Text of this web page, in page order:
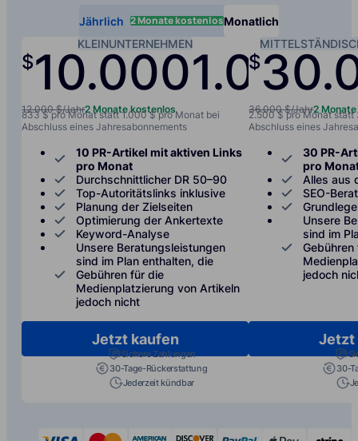
Jährlich 2 Monate kostenlosMonatlich
KLEINUNTERNEHMEN
$10.0001.000/
12.000 $/Jahr2 Monate kostenlos
833 $ pro Monat statt 1.000 $ pro Monat bei
Abschluss eines Jahresabonnements
10 PR-Artikel mit aktiven Links
pro Monat
Durchschnittlicher DR 50–90
Top-Autoritätslinks inklusive
Planung der Zielseiten
Optimierung der Ankertexte
Keyword-Analyse
Unsere Beratungsleistungen
sind im Plan enthalten, die
Gebühren für die
Medienplatzierung von Artikeln
jedoch nicht
Jetzt kaufen
Sichere Zahlungen
30-Tage-Rückerstattung
Jederzeit kündbar
$
36.000 $/Jahr2
2.500 $ pro Monat
Abschluss eines
30 PR-
pro
Alles aus
SEO-
Unsere
sind im
jedoch
Jetzt
30-
visa mastercardamerican-express
discover paypal apple-